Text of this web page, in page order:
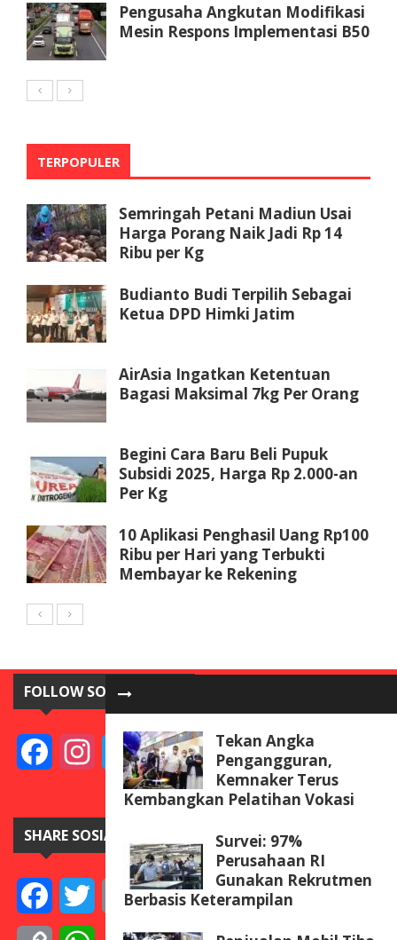
Tekan Angka
Pengangguran,
Kemnaker Terus
Kembangkan Pelatihan Vokasi
Survei: 97%
Perusahaan RI
Gunakan Rekrutmen
Berbasis Keterampilan
Pengusaha Angkutan Modifikasi
Mesin Respons Implementasi B50
TERPOPULER
Semringah Petani Madiun Usai
Harga Porang Naik Jadi Rp 14
Ribu per Kg
Budianto Budi Terpilih Sebagai
Ketua DPD Himki Jatim
AirAsia Ingatkan Ketentuan
Bagasi Maksimal 7kg Per Orang
Begini Cara Baru Beli Pupuk
Subsidi 2025, Harga Rp 2.000-an
Per Kg
10 Aplikasi Penghasil Uang Rp100
Ribu per Hari yang Terbukti
Membayar ke Rekening
FOLLOW SOSIAL MEDIA
FacebookInstagramTwitterYouTube
SHARE SOSIAL MEDIA
FacebookTwitterEmail Telegram
Line Messenger